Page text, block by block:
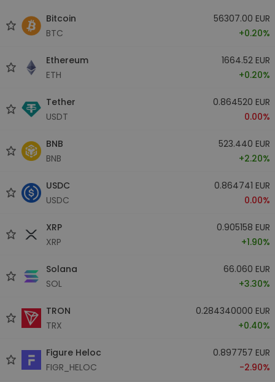
Bitcoin
BTC
56307.00 EUR
+0.20%
Ethereum
ETH
1664.52 EUR
+0.20%
Tether
USDT
0.864520 EUR
0.00%
BNB
BNB
523.440 EUR
+2.20%
USDC
USDC
0.864741 EUR
0.00%
XRP
XRP
0.905158 EUR
+1.90%
Solana
SOL
66.060 EUR
+3.30%
TRON
TRX
0.284340000 EUR
+0.40%
Figure Heloc
FIGR_HELOC
0.897757 EUR
-2.90%